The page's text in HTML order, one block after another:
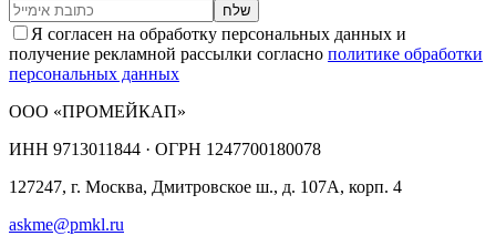
שלח
Я согласен на обработку персональных данных и
получение рекламной рассылки согласно политике обработки
персональных данных
ООО «ПРОМЕЙКАП»
ИНН 9713011844 · ОГРН 1247700180078
127247, г. Москва, Дмитровское ш., д. 107А, корп. 4
askme@pmkl.ru